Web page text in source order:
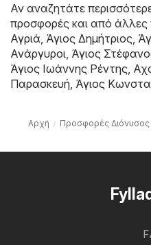
Αν αναζητάτε
προσφορές και από άλλες
Αγριά Άγιος Δημήτριος
Ανάργυροι Άγιος
Άγιος Ιωάννης Ρέντης
Παρασκευή Άγιος
Αρχή Προσφορές Διόνυσος